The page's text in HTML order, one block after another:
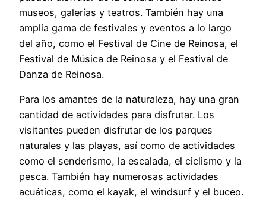
museos, galerías y teatros. También hay una
amplia gama de festivales y eventos a lo largo
del año, como el Festival de Cine de Reinosa, el
Festival de Música de Reinosa y el Festival de
Danza de Reinosa.
Para los amantes de la naturaleza, hay una gran
cantidad de actividades para disfrutar. Los
visitantes pueden disfrutar de los parques
naturales y las playas, así como de actividades
como el senderismo, la escalada, el ciclismo y la
pesca. También hay numerosas actividades
acuáticas, como el kayak, el windsurf y el buceo.